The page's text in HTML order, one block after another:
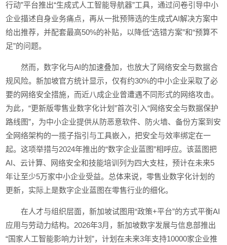
行动”平台推出“生成式人工智能导航器”工具，通过问卷引导中小
企业描述自身业务痛点，再从一批预筛选的生成式AI解决方案中
给出推荐，并配套最高50%的补贴，以降低“选错方案”和“预算不
足”的问题。
然而，数字化与AI的加速叠加，也放大了网络安全与数据合
规风险。新加坡官方统计显示，仅有约30%的中小企业采取了必
要的网络安全措施，而近八成企业曾遭遇不同形式的网络攻击。
为此，“更新版零售业数字化计划”首次引入“网络安全与数据保护
路线图”，为中小企业提供从防恶意软件、防火墙、备份方案到安
全网络架构的一揽子指引与工具嵌入，把安全与效率绑定在一
起。这项举措与2024年推出的“数字企业蓝图”相呼应。该蓝图把
AI、云计算、网络安全和技能培训列为四大支柱，预计在未来5
年让至少5万家中小企业受益。总体来说，零售业数字化计划的
更新，实际上是数字企业蓝图在零售行业的细化。
在人才与组织层面，新加坡试图用“政策+平台”的方式平衡AI
应用与劳动力结构。2026年3月，新加坡数字发展与信息部推出
“国家人工智能影响力计划”，计划在未来3年支持10000家企业推